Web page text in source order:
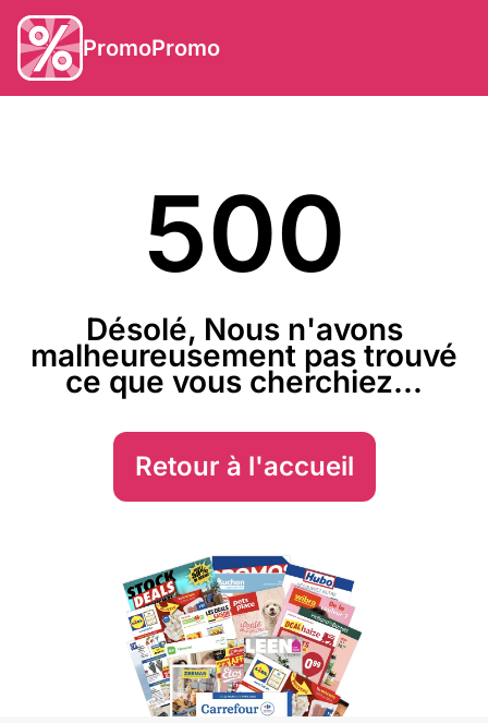
PromoPromo
500
Désolé, Nous n'avons
malheureusement pas trouvé
ce que vous cherchiez...
Retour à l'accueil